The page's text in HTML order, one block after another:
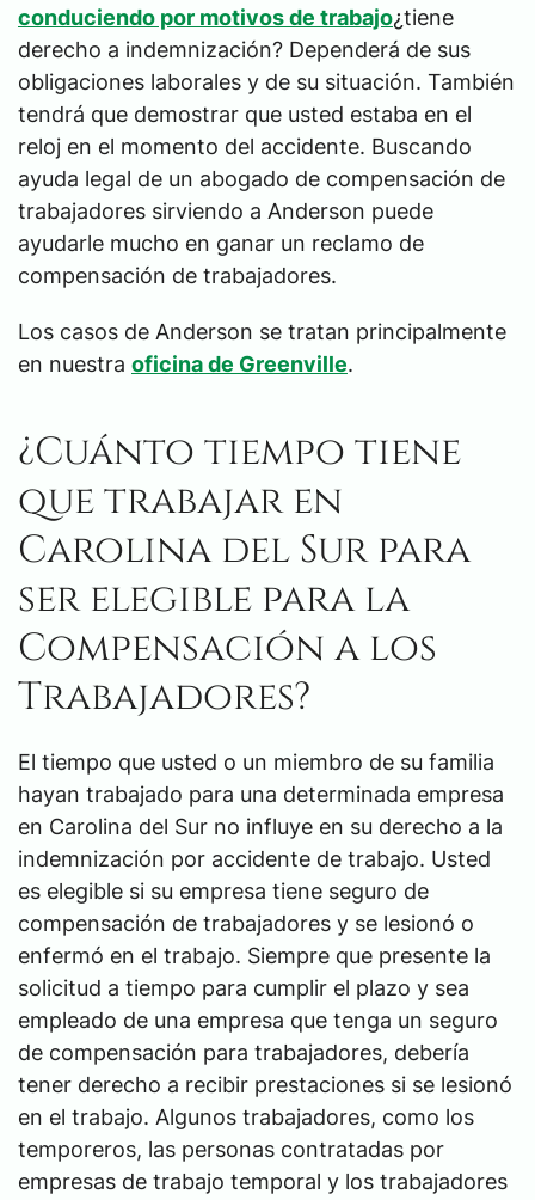
conduciendo por motivos de trabajo¿tiene
derecho a indemnización? Dependerá de sus
obligaciones laborales y de su situación. También
tendrá que demostrar que usted estaba en el
reloj en el momento del accidente. Buscando
ayuda legal de un abogado de compensación de
trabajadores sirviendo a Anderson puede
ayudarle mucho en ganar un reclamo de
compensación de trabajadores.
Los casos de Anderson se tratan principalmente
en nuestra oficina de Greenville.
¿Cuánto tiempo tiene
que trabajar en
Carolina del Sur para
ser elegible para la
Compensación a los
Trabajadores?
El tiempo que usted o un miembro de su familia
hayan trabajado para una determinada empresa
en Carolina del Sur no influye en su derecho a la
indemnización por accidente de trabajo. Usted
es elegible si su empresa tiene seguro de
compensación de trabajadores y se lesionó o
enfermó en el trabajo. Siempre que presente la
solicitud a tiempo para cumplir el plazo y sea
empleado de una empresa que tenga un seguro
de compensación para trabajadores, debería
tener derecho a recibir prestaciones si se lesionó
en el trabajo. Algunos trabajadores, como los
temporeros, las personas contratadas por
empresas de trabajo temporal y los trabajadores